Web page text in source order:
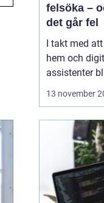
felsöka –
det går fel
I takt med
hem och
assistenter
vanligare,
tekniska
frågar AI
varför Wi-
kraschar till
13 november